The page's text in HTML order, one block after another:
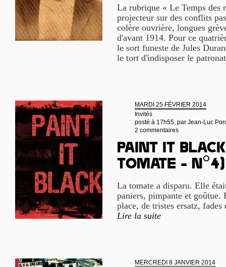
La rubrique « Le Temps des
projecteur sur des conflits
colère ouvrière, longues
d'avant 1914. Pour ce
le sort funeste de Jules
le tort d'indisposer le
MARDI 25 FÉVRIER 2014
Invités
posté à 17h55, par Jean-Luc
2 commentaires
Paint it
tomate - n°4)
La tomate a disparu. Elle
paniers, pimpante et
place, de tristes ersatz,
Lire la suite
MERCREDI 8 JANVIER 2014